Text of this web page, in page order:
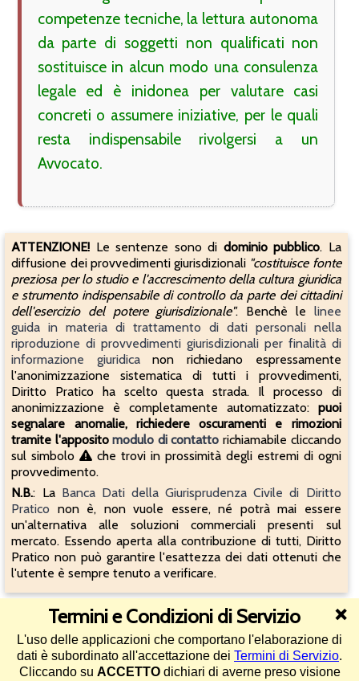
competenze tecniche, la lettura autonoma
da parte di soggetti non qualificati non
sostituisce in alcun modo una consulenza
legale ed è inidonea per valutare casi
concreti o assumere iniziative, per le quali
resta indispensabile rivolgersi a un
Avvocato.
ATTENZIONE! Le sentenze sono di dominio pubblico. La
diffusione dei provvedimenti giurisdizionali "costituisce fonte
preziosa per lo studio e l'accrescimento della cultura giuridica
e strumento indispensabile di controllo da parte dei cittadini
dell'esercizio del potere giurisdizionale". Benchè le linee
guida in materia di trattamento di dati personali nella
riproduzione di provvedimenti giurisdizionali per finalità di
informazione giuridicanon richiedano espressamente
l'anonimizzazione sistematica di tutti i provvedimenti,
Diritto Pratico ha scelto questa strada. Il processo di
anonimizzazione è completamente automatizzato: puoi
segnalare anomalie, richiedere oscuramenti e rimozioni
tramite l'appositomodulo di contatto richiamabile cliccando
sul simbolo
che trovi in prossimità degli estremi di ogni
provvedimento.
N.B.: La Banca Dati della Giurisprudenza Civile di Diritto
Pratico non è, non vuole essere, né potrà mai essere
un'alternativa alle soluzioni commerciali presenti sul
mercato. Essendo aperta alla contribuzione di tutti, Diritto
Pratico non può garantire l'esattezza dei dati ottenuti che
l'utente è sempre tenuto a verificare.
Quanto ritieni utile questo strumento?
4.4/5 (26592 voti)
Termini e Condizioni di Servizio ❌
L'uso delle applicazioni che comportano l'elaborazione di
dati è subordinato all'accettazione dei Termini di Servizio.
Cliccando su ACCETTOdichiari di averne preso visione